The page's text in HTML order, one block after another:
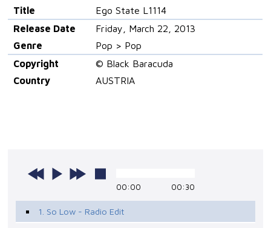
Title
Ego State L1114
Release Date
Friday, March 22, 2013
Genre
Pop > Pop
Copyright
© Black Baracuda
Country
AUSTRIA
00:00 00:30
1. So Low - Radio Edit